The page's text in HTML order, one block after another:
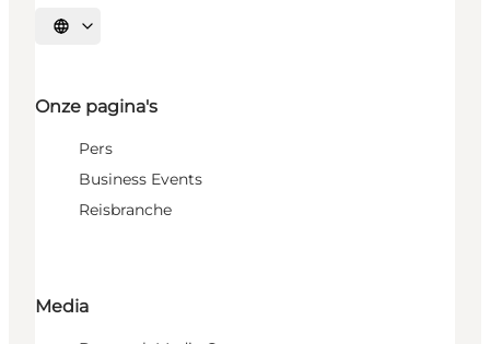
Selecteer taal
Onze pagina's
Pers
Business Events
Reisbranche
Media